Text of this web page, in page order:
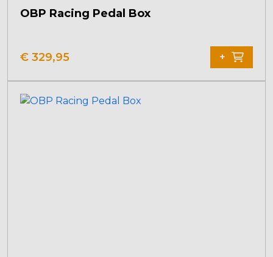
OBP Racing Pedal Box
€ 329,95 +